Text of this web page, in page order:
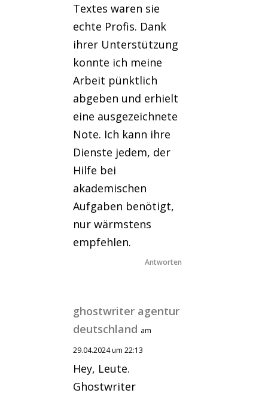
Textes waren sie
echte Profis. Dank
ihrer Unterstützung
konnte ich meine
Arbeit pünktlich
abgeben und erhielt
eine ausgezeichnete
Note. Ich kann ihre
Dienste jedem, der
Hilfe bei
akademischen
Aufgaben benötigt,
nur wärmstens
empfehlen.
Antworten
ghostwriter agentur
deutschland am
29.04.2024 um 22:13
Hey, Leute.
Ghostwriter